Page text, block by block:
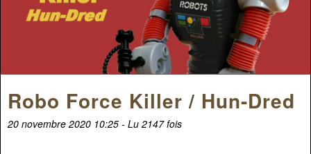
Robo Force Killer / Hun-Dred
20 novembre 2020 10:25 - Lu 2147 fois